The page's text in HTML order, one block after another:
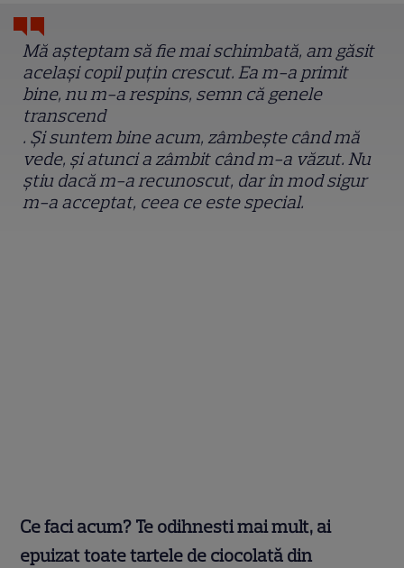
Mă așteptam să fie mai schimbată, am găsit
același copil puțin crescut. Ea m-a primit
bine, nu m-a respins, semn că genele
transcend
. Și suntem bine acum, zâmbește când mă
vede, și atunci a zâmbit când m-a văzut. Nu
știu dacă m-a recunoscut, dar în mod sigur
m-a acceptat, ceea ce este special.
Ce faci acum? Te odihnesti mai mult, ai
epuizat toate tartele de ciocolată din